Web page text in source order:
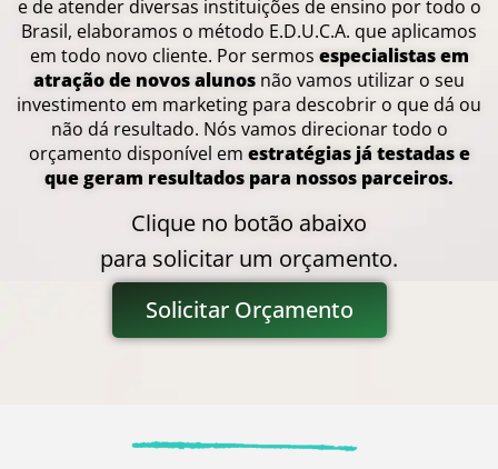
e de atender diversas instituições de ensino por todo o
Brasil, elaboramos o método E.D.U.C.A. que aplicamos
em todo novo cliente. Por sermos especialistas em
atração de novos alunos não vamos utilizar o seu
investimento em marketing para descobrir o que dá ou
não dá resultado. Nós vamos direcionar todo o
orçamento disponível em estratégias já testadas e
que geram resultados para nossos parceiros.
Clique no botão abaixo
para solicitar um orçamento.
Solicitar Orçamento